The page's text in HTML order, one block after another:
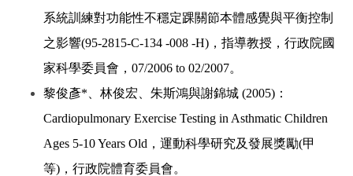
系統訓練對功能性不穩定踝關節本體感覺與平衡控制
之影響(95-2815-C-134 -008 -H)，指導教授，行政院國
家科學委員會，07/2006 to 02/2007。
黎俊彥*、林俊宏、朱斯鴻與謝錦城 (2005)：
Cardiopulmonary Exercise Testing in Asthmatic Children
Ages 5-10 Years Old，運動科學研究及發展獎勵(甲
等)，行政院體育委員會。